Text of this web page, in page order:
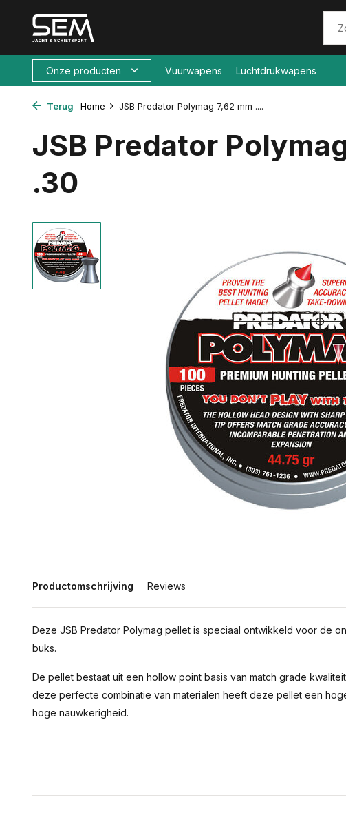
Onze producten Vuurwapens Luchtdrukwapens
Terug Home JSB Predator Polymag 7,62 mm ....
JSB Predator
.30
Productomschrijving Reviews
Deze JSB Predator Polymag pellet is speciaal ontwikkeld voor de
buks.
De pellet bestaat uit een hollow point basis van match grade
deze perfecte combinatie van materialen heeft deze pellet een
hoge nauwkerigheid.